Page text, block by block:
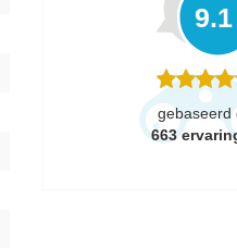
9.1
gebaseerd
663